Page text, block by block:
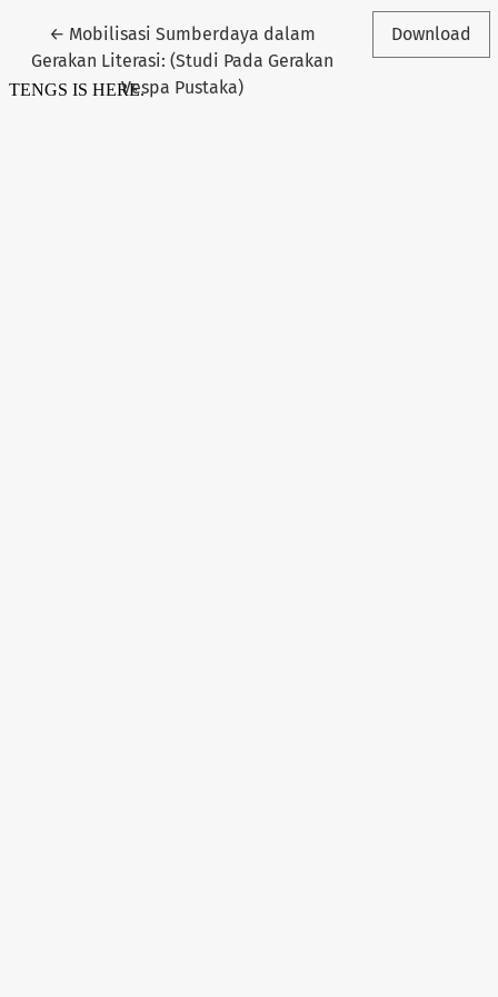
← Return to Article Details
Mobilisasi Sumberdaya dalam
Gerakan Literasi: (Studi Pada Gerakan
Vespa Pustaka)
Download